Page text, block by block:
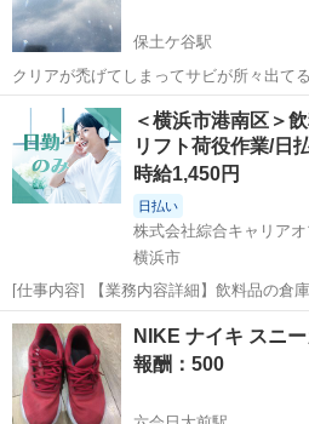
保土ケ谷駅
クリアが禿げてしまってサビが所々出て
てくれる所はありませんか？ 宜しくお願
神奈川 横浜市 保土ケ谷駅 手
＜横浜市港南区＞
リフト荷役作業/日
時給1,450円
日払い
株式会社綜合キャリア
横浜市
[仕事内容] 【業務内容詳細】飲料品の倉
業パレット単位での製品の搬送・格納【取扱
仕事探しはコンシェルスタッフにおまかせ＋。 あなたのお仕
しっかりサポート！ たとえ...
神奈川 横浜市 工場
NIKE ナイキ スニ
報酬：500